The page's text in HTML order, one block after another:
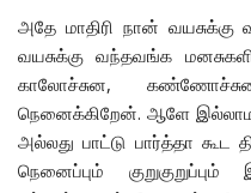
அதே மாதிரி நான்
வயசுக்கு வந்தவங்க
காலோச்சுன,
நெனைக்கிறேன். ஆளே இல்லாம
அல்லது பாட்டு பார்த்தா கூட
நெனைப்பும்